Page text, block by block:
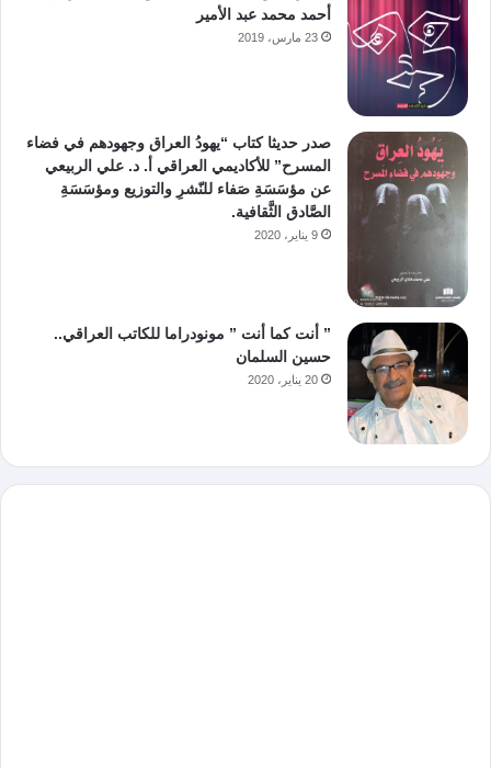
أحمد محمد عبد الأمير
23 مارس، 2019
صدر حديثا كتاب “يهودُ العراق وجهودهم في فضاء
المسرح” للأكاديمي العراقي أ. د. علي الربيعي
عن مؤسَسَةِ صَفاء للنّشرِ والتوزيع ومؤسَسَةِ
الصَّادق الثَّقافية.
9 يناير، 2020
” أنت كما أنت ” مونودراما للكاتب العراقي..
حسين السلمان
20 يناير، 2020